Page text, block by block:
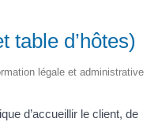
table d’hôtes)
légale et administrative
d’accueillir le client, de